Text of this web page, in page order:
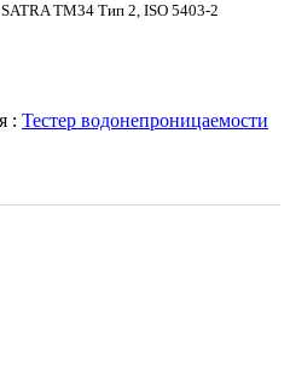
TM34 Тип 2, ISO 5403-2
: Тестер водонепроницаемости